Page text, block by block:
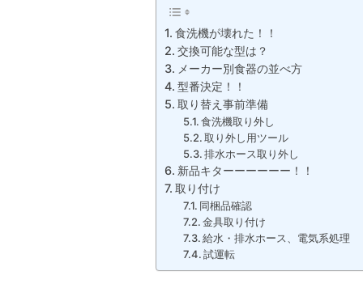
食洗機が壊れた！！
交換可能な型は？
メーカー別食器の並べ方
型番決定！！
取り替え事前準備
食洗機取り外し
取り外し用ツール
排水ホース取り外し
新品キターーーーーー！！
取り付け
同梱品確認
金具取り付け
給水・排水ホース、電気系処理
試運転